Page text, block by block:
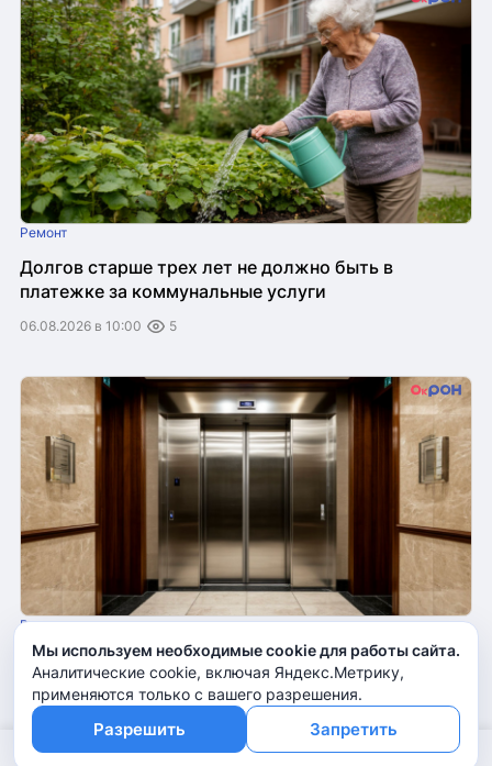
Ремонт
Долгов старше трех лет не должно быть в
платежке за коммунальные услуги
06.08.2026 в 10:00 5
Ремонт
Неподъемный заказ
06.08.2026 в 09:00 5
© 2015–2026 ООО «В Групп» Ещё
Мы используем необходимые cookie для работы сайта.
Аналитические cookie, включая Яндекс.Метрику,
применяются только с вашего разрешения.
Разрешить Запретить